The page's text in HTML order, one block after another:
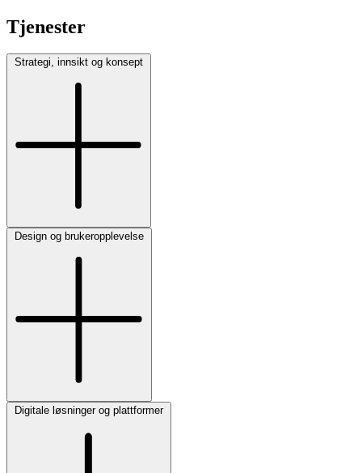
Tjenester
Strategi, innsikt og konsept
Design og brukeropplevelse
Digitale løsninger og plattformer